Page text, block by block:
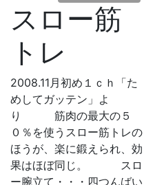
スロー筋
トレ
2008.11月初め１ｃｈ「た
めしてガッテン」よ
り 筋肉の最大の５
０％を使うスロー筋トレの
ほうが、楽に鍛えられ、効
果はほぼ同じ。 スロ
ー腕立て・・・四つんばい